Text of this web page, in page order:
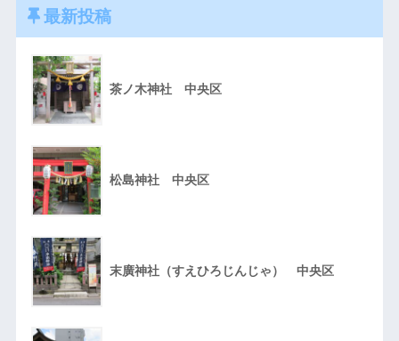
最新投稿
茶ノ木神社 中央区
松島神社 中央区
末廣神社（すえひろじんじゃ） 中央区